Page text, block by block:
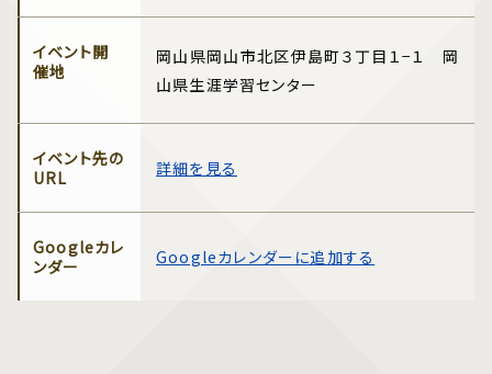
イベント開
催地
岡山県岡山市北区伊島町３丁目１−１ 岡
山県生涯学習センター
イベント先の
URL
詳細を見る
Googleカレ
ンダー
Googleカレンダーに追加する